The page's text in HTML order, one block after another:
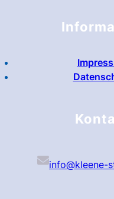
info@kleene-